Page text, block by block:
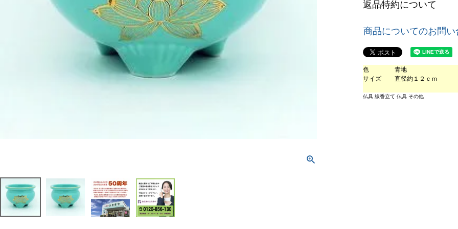
返品特約について
商品についてのお問い
色
青地
サイズ
直径約１２ｃｍ
仏具 線香立て 仏具 その他